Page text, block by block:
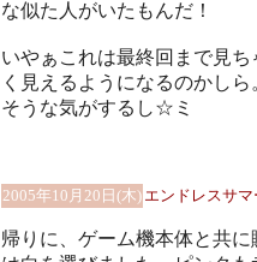
な似た人がいたもんだ！
いやぁこれは最終回まで見
く見えるようになるのかし
そうな気がするし☆ミ
2005年10月20日(木) エンドレスサ
帰りに、ゲーム機本体と共